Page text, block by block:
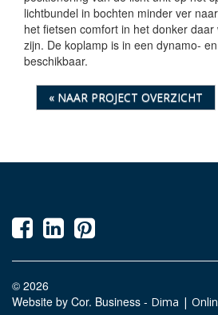
lichtbundel in bochten minder ver
het fietsen comfort in het donker
zijn. De koplamp is in een dynamo-
beschikbaar.
« NAAR PROJECT OVERZICHT
© 2026
Website by Cor. Business - Dima |